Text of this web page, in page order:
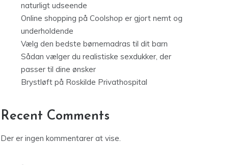
naturligt udseende
Online shopping på Coolshop er gjort nemt og
underholdende
Vælg den bedste børnemadras til dit barn
Sådan vælger du realistiske sexdukker, der
passer til dine ønsker
Brystløft på Roskilde Privathospital
Recent Comments
Der er ingen kommentarer at vise.